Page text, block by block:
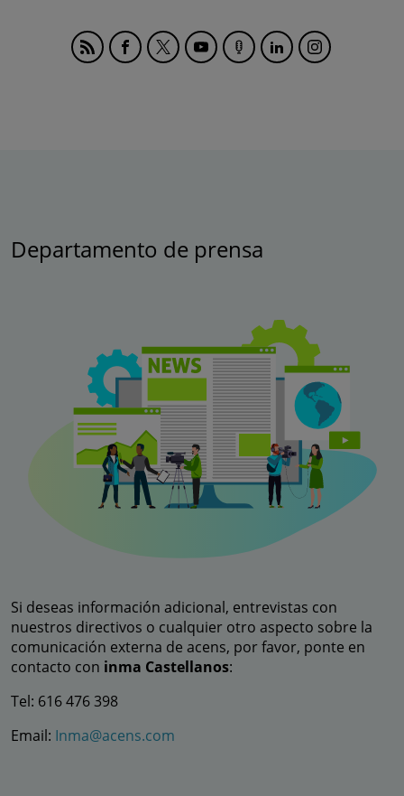
Departamento de prensa
Si deseas información adicional, entrevistas con
nuestros directivos o cualquier otro aspecto sobre la
comunicación externa de acens, por favor, ponte en
contacto con inma Castellanos:
Tel: 616 476 398
Email: Inma@acens.com